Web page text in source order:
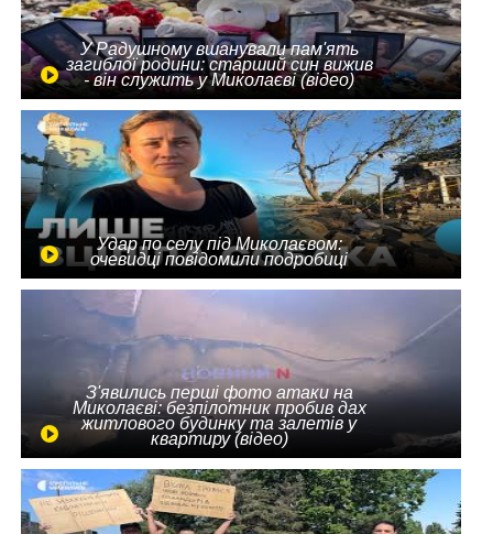
У Радушному вшанували пам'ять
загиблої родини: старший син вижив
- він служить у Миколаєві (відео)
Удар по селу під Миколаєвом:
очевидці повідомили подробиці
З'явились перші фото атаки на
Миколаєві: безпілотник пробив дах
житлового будинку та залетів у
квартиру (відео)